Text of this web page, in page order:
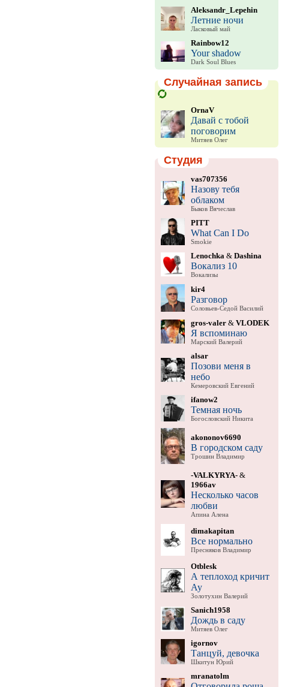
Aleksandr_Lepehin
Летние ночи
Ласковый май
Rainbow12
Your shadow
Dark Soul Blues
Случайная запись
OrnaV
Давай с тобой
поговорим
Митяев Олег
Студия
vas707356
Назову тебя
облаком
Быков Вячеслав
PITT
What Can I Do
Smokie
Lenochka & Dashina
Вокализ 10
Вокализы
kir4
Разговор
Соловьев-Седой Василий
gros-valer& VLODEK
Я вспоминаю
Марский Валерий
alsar
Позови меня в
небо
Кемеровский Евгений
ifanow2
Темная ночь
Богословский Никита
akononov6690
В городском саду
Трошин Владимир
-VALKYRYA-&
1966av
Несколько часов
любви
Апина Алена
dimakapitan
Все нормально
Пресняков Владимир
Otblesk
А теплоход кричит
Ау
Золотухин Валерий
Sanich1958
Дождь в саду
Митяев Олег
igornov
Танцуй, девочка
Шкитун Юрий
mranatolm